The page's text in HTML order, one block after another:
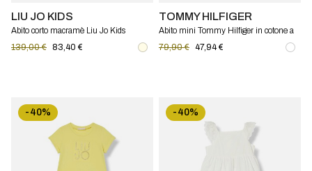
LIU JO KIDS
Abito corto macramè Liu Jo Kids
139,00 € 83,40 €
TOMMY HILFIGER
Abito mini Tommy Hilfiger in cotone a
79,90 € 47,94 €
-40% -40%